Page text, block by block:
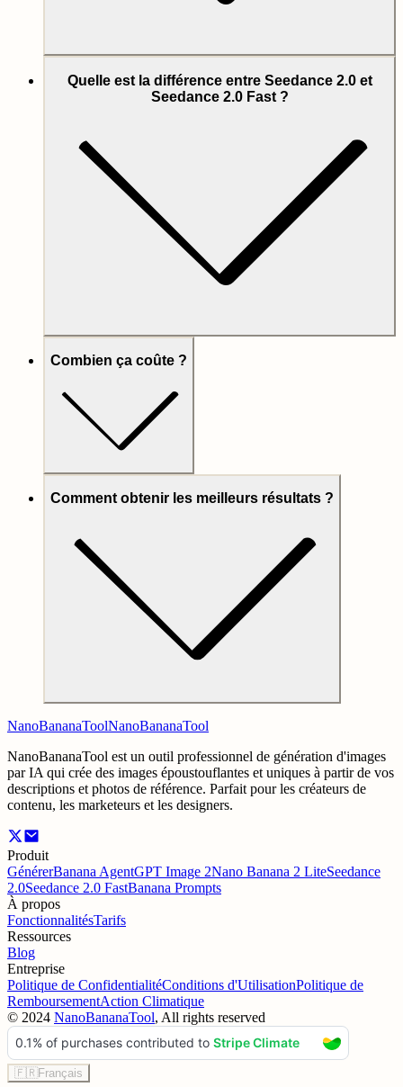
Quelle est la différence entre Seedance 2.0 et
Seedance 2.0 Fast ?
Combien ça coûte ?
Comment obtenir les meilleurs résultats ?
NanoBananaToolNanoBananaTool
NanoBananaTool est un outil professionnel de génération d'images
par IA qui crée des images époustouflantes et uniques à partir de vos
descriptions et photos de référence. Parfait pour les créateurs de
contenu, les marketeurs et les designers.
Produit
GénérerBanana AgentGPT Image 2Nano Banana 2 LiteSeedance
2.0Seedance 2.0 FastBanana Prompts
À propos
FonctionnalitésTarifs
Ressources
Blog
Entreprise
Politique de ConfidentialitéConditions d'UtilisationPolitique de
RemboursementAction Climatique
© 2024 NanoBananaTool, All rights reserved
🇫🇷Français